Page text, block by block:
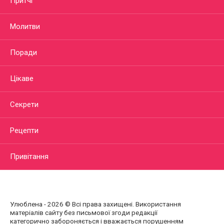
Молитви
Поради
Цікаве
Секрети
Рецепти
Привітання
Улюблена - 2026 © Всі права захищені. Використання
матеріалів сайту без письмової згоди редакції
категорично забороняється і вважається порушенням